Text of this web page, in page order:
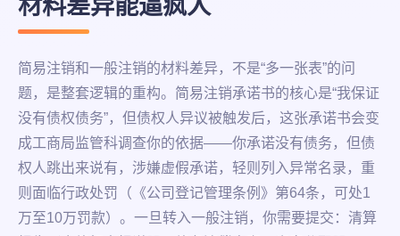
材料差异能逼疯人
简易注销和一般注销的材料差异，不是“多一张表”的问
题，是整套逻辑的重构。简易注销承诺书的核心是“我保证
没有债权债务”，但债权人异议被触发后，这张承诺书会变
成工商局监管科调查你的依据——你承诺没有债务，但债
权人跳出来说有，涉嫌虚假承诺，轻则列入异常名录，重
则面临行政处罚（《公司登记管理条例》第64条，可处1
万至10万罚款）。一旦转入一般注销，你需要提交：清算